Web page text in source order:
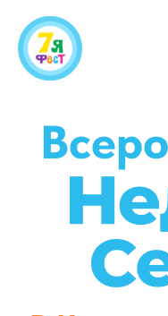
В
24 – 31